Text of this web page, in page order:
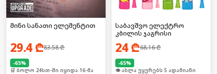
მინი სანათი ელემენტით
29.4₾83.58₾
-65%
🛒 ბოლო 24სთ-ში იყიდა 16-მა
საბავშვო ელექტრო
კბილის ჯაგრისი
24₾68.16₾
-65%
🛒 ბოლო 24სთ-ში იყიდა 8-მა